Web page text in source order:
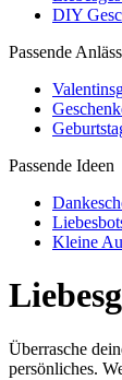
DIY
Passende
Passende Ideen
Kleine
Überrasche
persönliches.